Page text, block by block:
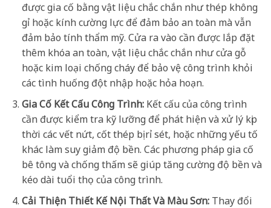
được gia cố bằng vật liệu chắc chắn như thép không
gỉ hoặc kính cường lực để đảm bảo an toàn mà vẫn
đảm bảo tính thẩm mỹ. Cửa ra vào cần được lắp đặt
thêm khóa an toàn, vật liệu chắc chắn như cửa gỗ
hoặc kim loại chống cháy để bảo vệ công trình khỏi
các tình huống đột nhập hoặc hỏa hoạn.
Gia Cố Kết Cấu Công Trình:Kết cấu của công trình
cần được kiểm tra kỹ lưỡng để phát hiện và xử lý kịp
thời các vết nứt, cốt thép bị rỉ sét, hoặc những yếu tố
khác làm suy giảm độ bền. Các phương pháp gia cố
bê tông và chống thấm sẽ giúp tăng cường độ bền và
kéo dài tuổi thọ của công trình.
Cải Thiện Thiết Kế Nội Thất Và Màu Sơn:Thay đổi